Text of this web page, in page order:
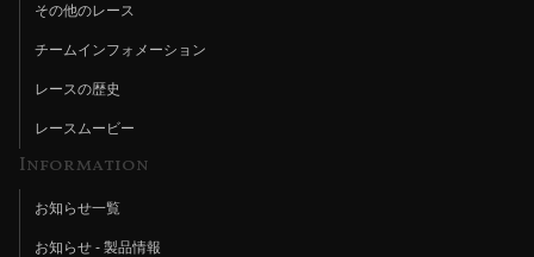
その他のレース
チームインフォメーション
レースの歴史
レースムービー
Information
お知らせ一覧
お知らせ - 製品情報